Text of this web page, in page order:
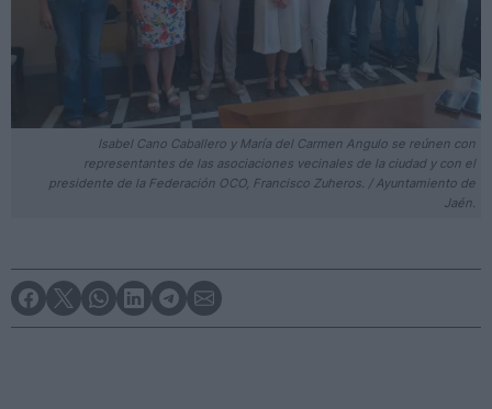
Isabel Cano Caballero y María del Carmen Angulo se reúnen con
representantes de las asociaciones vecinales de la ciudad y con el
presidente de la Federación OCO, Francisco Zuheros. / Ayuntamiento de
Jaén.